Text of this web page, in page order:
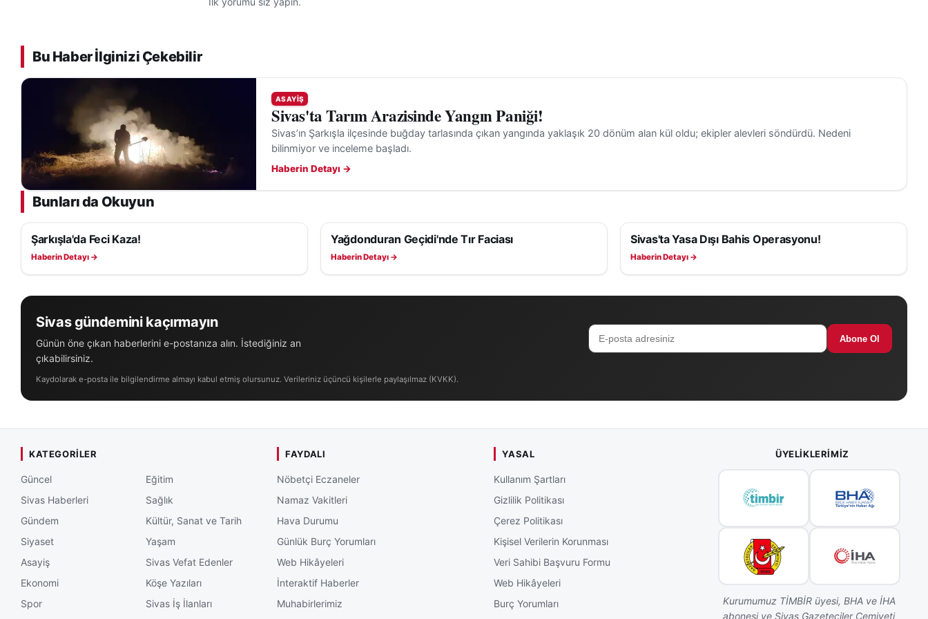
Bu Haber İlginizi Çekebilir
ASAYIŞ
Sivas'ta Tarım Arazisinde Yangın Paniği!
Sivas’ın Şarkışla ilçesinde buğday tarlasında çıkan yangında yaklaşık 20 dönüm alan kül oldu; ekipler alevleri söndürdü. Nedeni
bilinmiyor ve inceleme başladı.
Haberin Detayı →
Bunları da Okuyun
ASAYIŞ
Şarkışla'da Feci Kaza!
Haberin Detayı →
ASAYIŞ
Yağdonduran Geçidi'nde Tır Faciası
Haberin Detayı →
ASAYIŞ
Sivas'ta Yasa Dışı Bahis Operasyonu!
Haberin Detayı →
Sivas gündemini kaçırmayın
Günün öne çıkan haberlerini e-postanıza alın. İstediğiniz an
çıkabilirsiniz.
Abone Ol
Kaydolarak e-posta ile bilgilendirme almayı kabul etmiş olursunuz. Verileriniz üçüncü kişilerle paylaşılmaz (KVKK).
KATEGORILER
Güncel
Sivas Haberleri
Gündem
Siyaset
Asayiş
Ekonomi
Spor
Eğitim
Sağlık
Kültür, Sanat ve Tarih
Yaşam
Sivas Vefat Edenler
Köşe Yazıları
Sivas İş İlanları
FAYDALI
Nöbetçi Eczaneler
Namaz Vakitleri
Hava Durumu
Günlük Burç Yorumları
Web Hikâyeleri
İnteraktif Haberler
Muhabirlerimiz
YASAL
Kullanım Şartları
Gizlilik Politikası
Çerez Politikası
Kişisel Verilerin Korunması
Veri Sahibi Başvuru Formu
Web Hikâyeleri
Burç Yorumları
ÜYELIKLERIMIZ
Kurumumuz TİMBİR üyesi, BHA ve İHA
abonesi ve Sivas Gazeteciler Cemiyeti